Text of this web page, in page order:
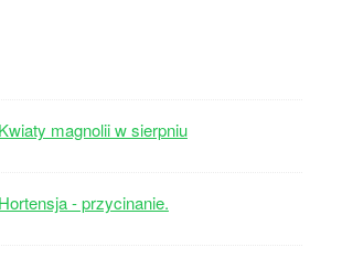
Kwiaty magnolii w sierpniu
Hortensja - przycinanie.